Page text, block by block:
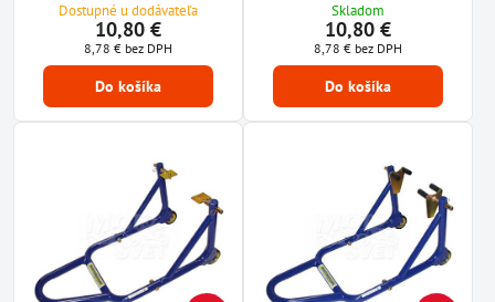
Dostupné u dodávateľa
10,80 €
8,78 € bez DPH
Do košíka
Skladom
10,80 €
8,78 € bez DPH
Do košíka